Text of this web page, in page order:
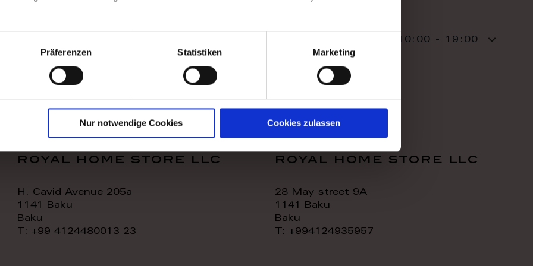
Präferenzen Statistiken Marketing
Nur notwendige Cookies Cookies zulassen
CONTACT:
10:00 - 19:00
CONTACT:
royal home store llc
H. Cavid Avenue 205a
1141 Baku
Baku
T: +99 4124480013 23
royal home store llc
28 May street 9A
1141 Baku
Baku
T: +994124935957